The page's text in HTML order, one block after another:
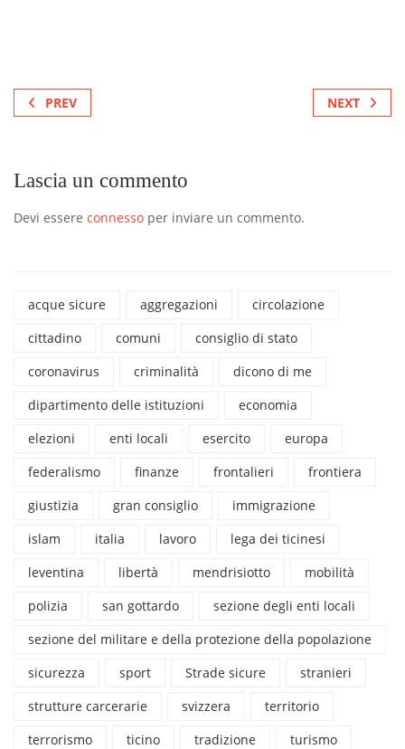
PREV NEXT
Lascia un commento
Devi essere connesso per inviare un commento.
acque sicure aggregazioni
circolazione
cittadino
comuni
consiglio di stato
coronavirus
criminalità
dicono di me
dipartimento delle istituzioni
economia
elezioni
enti locali esercito
europa
federalismo
finanze frontalieri
frontiera
giustizia
gran consiglio
immigrazione
islam
italia lavoro
lega dei ticinesi
leventina
libertà mendrisiotto
mobilità
polizia
san gottardo
sezione degli enti locali
sezione del militare e della protezione della popolazione
sicurezza
sport Strade sicure
stranieri
strutture carcerarie
svizzera
territorio
terrorismo
ticino tradizione turismo